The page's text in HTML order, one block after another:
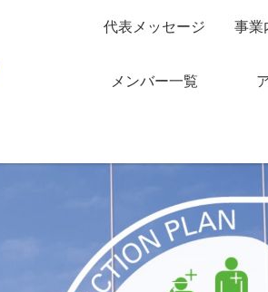
代表メッセージ 事業
メンバー一覧
ポジウムの開催